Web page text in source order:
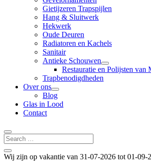
Gietijzeren Trapspijlen
Hang & Sluitwerk
Hekwerk
Oude Deuren
Radiatoren en Kachels
Sanitair
Antieke Schouwen
Restauratie en Polijsten van
Trapbenodigdheden
Over ons
Blog
Glas in Lood
Contact
Wij zijn op vakantie van 31-07-2026 tot 01-09-